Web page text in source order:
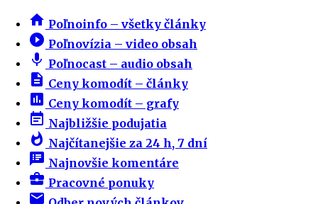
home Poľnoinfo – všetky články
play_circle_filled Poľnovízia – video obsah
mic Poľnocast – audio obsah
description Ceny komodít – články
insert_chart Ceny komodít – grafy
event_note Najbližšie podujatia
whatshot Najčítanejšie za 24 h, 7 dní
speaker_notes Najnovšie komentáre
business_center Pracovné ponuky
email